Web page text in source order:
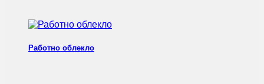
Работно облекло